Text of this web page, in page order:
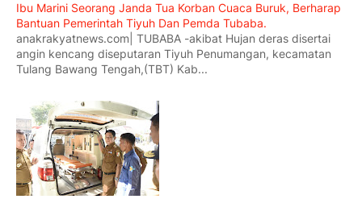
Ibu Marini Seorang Janda Tua Korban Cuaca Buruk, Berharap
Bantuan Pemerintah Tiyuh Dan Pemda Tubaba.
anakrakyatnews.com| TUBABA -akibat Hujan deras disertai
angin kencang diseputaran Tiyuh Penumangan, kecamatan
Tulang Bawang Tengah,(TBT) Kab...